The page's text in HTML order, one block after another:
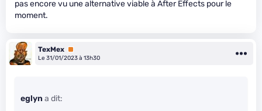
pas encore vu une alternative viable à After Effects pour le
moment.
TexMex Premium
Le 31/01/2023 à 13h30
eglyn a dit: